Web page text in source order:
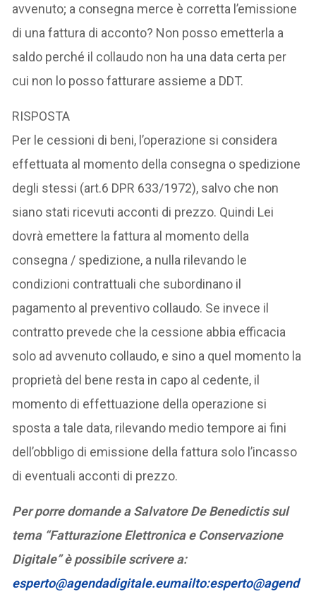
avvenuto; a consegna merce è corretta l’emissione
di una fattura di acconto? Non posso emetterla a
saldo perché il collaudo non ha una data certa per
cui non lo posso fatturare assieme a DDT.
RISPOSTA
Per le cessioni di beni, l’operazione si considera
effettuata al momento della consegna o spedizione
degli stessi (art.6 DPR 633/1972), salvo che non
siano stati ricevuti acconti di prezzo. Quindi Lei
dovrà emettere la fattura al momento della
consegna / spedizione, a nulla rilevando le
condizioni contrattuali che subordinano il
pagamento al preventivo collaudo. Se invece il
contratto prevede che la cessione abbia efficacia
solo ad avvenuto collaudo, e sino a quel momento la
proprietà del bene resta in capo al cedente, il
momento di effettuazione della operazione si
sposta a tale data, rilevando medio tempore ai fini
dell’obbligo di emissione della fattura solo l’incasso
di eventuali acconti di prezzo.
Per porre domande a Salvatore De Benedictis sul
tema “Fatturazione Elettronica e Conservazione
Digitale” è possibile scrivere a:
esperto@agendadigitale.eumailto:esperto@agend